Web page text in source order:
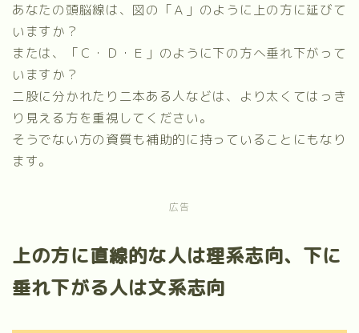
あなたの頭脳線は、図の「Ａ」のように上の方に延びて
いますか？
または、「Ｃ・Ｄ・Ｅ」のように下の方へ垂れ下がって
いますか？
二股に分かれたり二本ある人などは、より太くてはっき
り見える方を重視してください。
そうでない方の資質も補助的に持っていることにもなり
ます。
広告
上の方に直線的な人は理系志向、下に
垂れ下がる人は文系志向